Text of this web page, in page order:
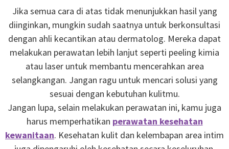
Jika semua cara di atas tidak menunjukkan hasil yang
diinginkan, mungkin sudah saatnya untuk berkonsultasi
dengan ahli kecantikan atau dermatolog. Mereka dapat
melakukan perawatan lebih lanjut seperti peeling kimia
atau laser untuk membantu mencerahkan area
selangkangan. Jangan ragu untuk mencari solusi yang
sesuai dengan kebutuhan kulitmu.
Jangan lupa, selain melakukan perawatan ini, kamu juga
harus memperhatikan perawatan kesehatan
kewanitaan. Kesehatan kulit dan kelembapan area intim